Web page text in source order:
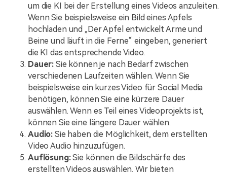
um die KI bei der Erstellung eines Videos anzuleiten.
Wenn Sie beispielsweise ein Bild eines Apfels
hochladen und „Der Apfel entwickelt Arme und
Beine und läuft in die Ferne“ eingeben, generiert
die KI das entsprechende Video.
Dauer: Sie können je nach Bedarf zwischen
verschiedenen Laufzeiten wählen. Wenn Sie
beispielsweise ein kurzes Video für Social Media
benötigen, können Sie eine kürzere Dauer
auswählen. Wenn es Teil eines Videoprojekts ist,
können Sie eine längere Dauer wählen.
Audio: Sie haben die Möglichkeit, dem erstellten
Video Audio hinzuzufügen.
Auflösung:Sie können die Bildschärfe des
erstellten Videos auswählen. Wir bieten